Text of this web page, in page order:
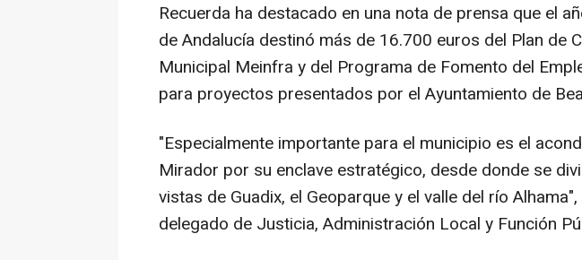
Recuerda ha destacado en una nota de prensa que el
de Andalucía destinó más de 16.700 euros del Plan de
Municipal Meinfra y del Programa de Fomento del
para proyectos presentados por el Ayuntamiento de
"Especialmente importante para el municipio es el
Mirador por su enclave estratégico, desde donde se
vistas de Guadix, el Geoparque y el valle del río
delegado de Justicia, Administración Local y Función